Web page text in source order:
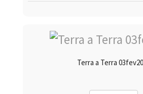
Terra a Terra